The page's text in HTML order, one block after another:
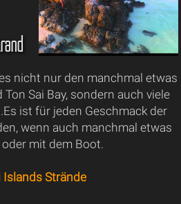
nicht nur den manchmal etwas
Sai Bay, sondern auch viele
ist für jeden Geschmack der
wenn auch manchmal etwas
mit dem Boot.
Islands Strände